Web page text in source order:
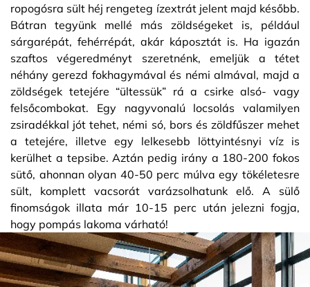
ropogósra sült héj rengeteg ízextrát jelent majd később.
Bátran tegyünk mellé más zöldségeket is, például
sárgarépát, fehérrépát, akár káposztát is. Ha igazán
szaftos végeredményt szeretnénk, emeljük a tétet
néhány gerezd fokhagymával és némi almával, majd a
zöldségek tetejére “ültessük” rá a csirke alsó- vagy
felsőcombokat. Egy nagyvonalú locsolás valamilyen
zsiradékkal jót tehet, némi só, bors és zöldfűszer mehet
a tetejére, illetve egy lelkesebb löttyintésnyi víz is
kerülhet a tepsibe. Aztán pedig irány a 180-200 fokos
sütő, ahonnan olyan 40-50 perc múlva egy tökéletesre
sült, komplett vacsorát varázsolhatunk elő. A sülő
finomságok illata már 10-15 perc után jelezni fogja,
hogy pompás lakoma várható!